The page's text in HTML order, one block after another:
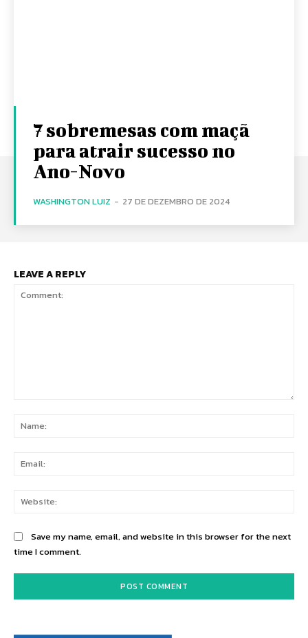
7 sobremesas com maçã
para atrair sucesso no
Ano-Novo
WASHINGTON LUIZ - 27 DE DEZEMBRO DE 2024
LEAVE A REPLY
Save my name, email, and website in this browser for the next
time I comment.